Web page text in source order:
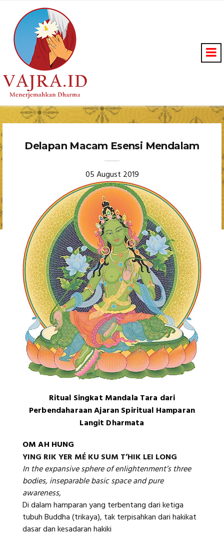
Delapan Macam Esensi Mendalam
05 August 2019
Ritual Singkat Mandala Tara dari
Perbendaharaan Ajaran Spiritual Hamparan
Langit Dharmata
OM AH HUNG
YING RIK YER MÉ KU SUM T’HIK LEI LONG
In the expansive sphere of enlightenment’s three
bodies, inseparable basic space and pure
awareness,
Di dalam hamparan yang terbentang dari ketiga
tubuh Buddha (trikaya), tak terpisahkan dari hakikat
dasar dan kesadaran hakiki